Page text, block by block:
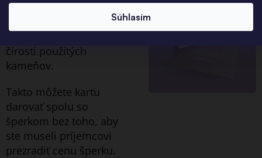
Súhlasím
informácie o označení
čírosti použitých
kameňov.
Takto môžete kartu
darovať spolu so
šperkom bez toho, aby
ste museli príjemcovi
prezradiť cenu šperku.